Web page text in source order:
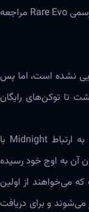
مورد تاریخ لانچ ایردراپ Midnight، به وب‌سایت رسمی Rare Evo مراجعه
نشده است، اما پس
تا توکن‌های رایگان
با نزدیک شدن به رویداد Rare Evo و با توجه به ارتباط Midnight با
آن به اوج خود رسیده
می‌خواهند از اولین
می‌شوند و برای دریافت